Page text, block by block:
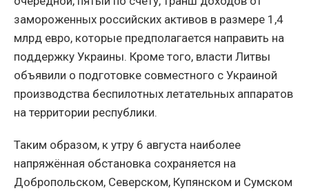
замороженных российских активов в размере 1,4
млрд евро, которые предполагается направить на
поддержку Украины. Кроме того, власти Литвы
объявили о подготовке совместного с Украиной
производства беспилотных летательных аппаратов
на территории республики.
Таким образом, к утру 6 августа наиболее
напряжённая обстановка сохраняется на
Добропольском, Северском, Купянском и Сумском